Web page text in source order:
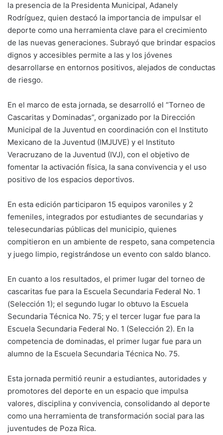
la presencia de la Presidenta Municipal, Adanely
Rodríguez, quien destacó la importancia de impulsar el
deporte como una herramienta clave para el crecimiento
de las nuevas generaciones. Subrayó que brindar espacios
dignos y accesibles permite a las y los jóvenes
desarrollarse en entornos positivos, alejados de conductas
de riesgo.
En el marco de esta jornada, se desarrolló el “Torneo de
Cascaritas y Dominadas”, organizado por la Dirección
Municipal de la Juventud en coordinación con el Instituto
Mexicano de la Juventud (IMJUVE) y el Instituto
Veracruzano de la Juventud (IVJ), con el objetivo de
fomentar la activación física, la sana convivencia y el uso
positivo de los espacios deportivos.
En esta edición participaron 15 equipos varoniles y 2
femeniles, integrados por estudiantes de secundarias y
telesecundarias públicas del municipio, quienes
compitieron en un ambiente de respeto, sana competencia
y juego limpio, registrándose un evento con saldo blanco.
En cuanto a los resultados, el primer lugar del torneo de
cascaritas fue para la Escuela Secundaria Federal No. 1
(Selección 1); el segundo lugar lo obtuvo la Escuela
Secundaria Técnica No. 75; y el tercer lugar fue para la
Escuela Secundaria Federal No. 1 (Selección 2). En la
competencia de dominadas, el primer lugar fue para un
alumno de la Escuela Secundaria Técnica No. 75.
Esta jornada permitió reunir a estudiantes, autoridades y
promotores del deporte en un espacio que impulsa
valores, disciplina y convivencia, consolidando al deporte
como una herramienta de transformación social para las
juventudes de Poza Rica.